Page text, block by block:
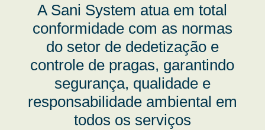
A Sani System atua em total
conformidade com as normas
do setor de dedetização e
controle de pragas, garantindo
segurança, qualidade e
responsabilidade ambiental em
todos os serviços